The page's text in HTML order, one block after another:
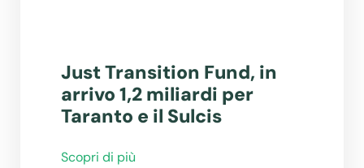
Just Transition Fund, in
arrivo 1,2 miliardi per
Taranto e il Sulcis
Scopri di più